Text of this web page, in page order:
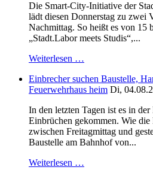
Die Smart-City-Initiative der
lädt diesen Donnerstag zu zwei
Nachmittag. So heißt es von 15
„Stadt.Labor meets Studis“,...
Weiterlesen …
Einbrecher suchen Baustelle,
Feuerwehrhaus heim Di,
In den letzten Tagen ist es in
Einbrüchen gekommen. Wie
zwischen Freitagmittag und
Baustelle am Bahnhof von...
Weiterlesen …